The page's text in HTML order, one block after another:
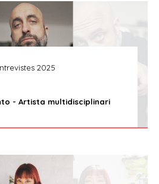
2025
- Artista multidisciplinari